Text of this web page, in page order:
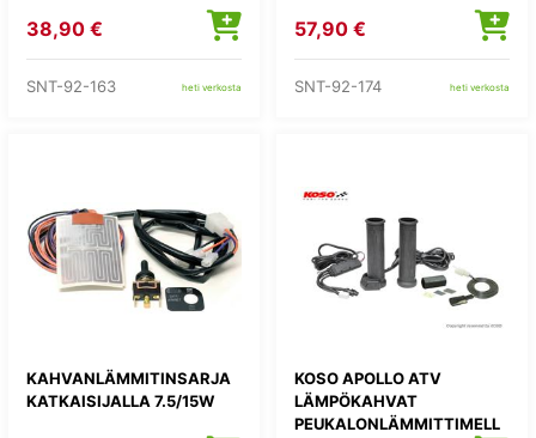
38,90 €
SNT-92-163 heti verkosta
57,90 €
SNT-92-174 heti verkosta
KAHVANLÄMMITINSARJA
KATKAISIJALLA 7.5/15W
KOSO APOLLO ATV
LÄMPÖKAHVAT
PEUKALONLÄMMITTIMELL